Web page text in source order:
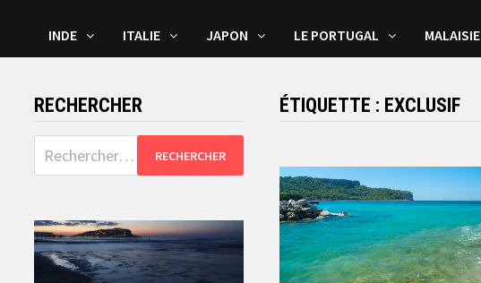
INDE ITALIE JAPON LE PORTUGAL MALAISIE
ÉTIQUETTE : EXCLUSIF
RECHERCHER
Rechercher :